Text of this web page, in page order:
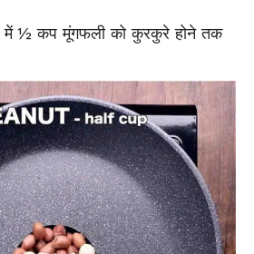
½ कप मूंगफली को कुरकुरे होने तक